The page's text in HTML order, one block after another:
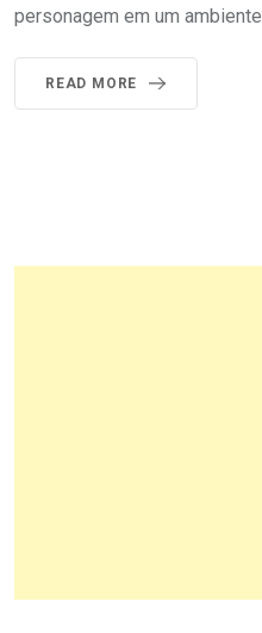
personagem em um ambiente
READ MORE